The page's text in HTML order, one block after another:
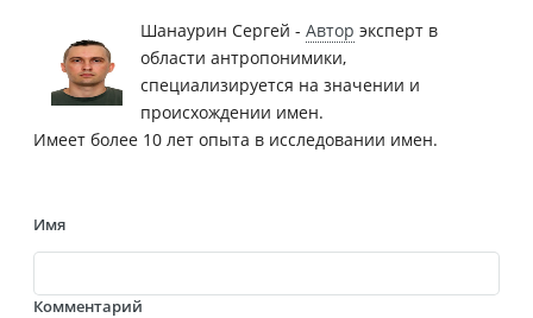
Шанаурин Сергей - Автор эксперт в
области антропонимики,
специализируется на значении и
происхождении имен.
Имеет более 10 лет опыта в исследовании имен.
Имя
Комментарий